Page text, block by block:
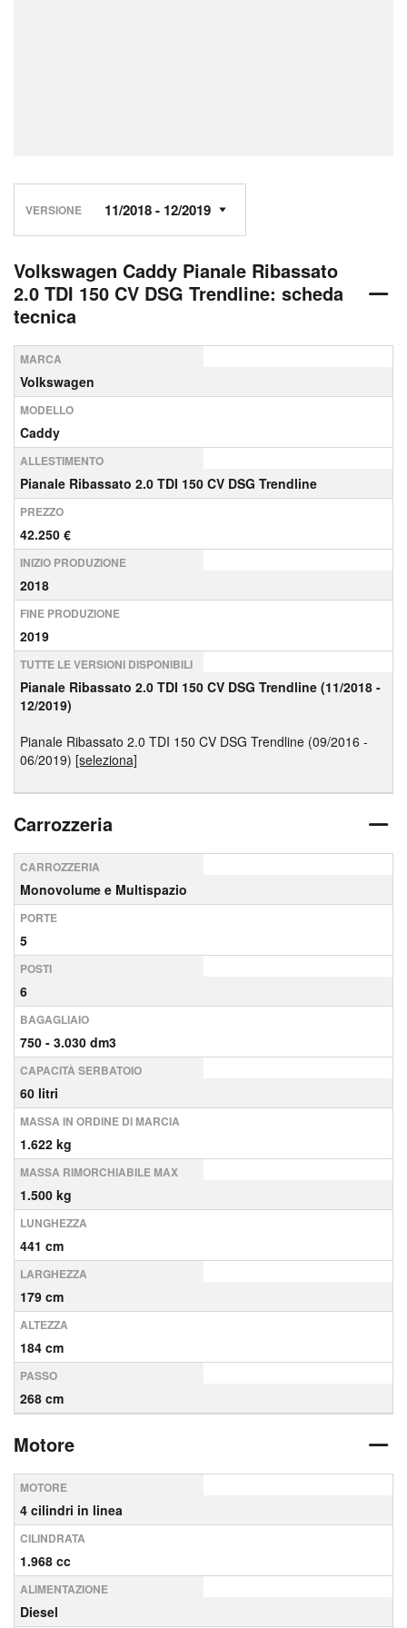
VERSIONE
Volkswagen Caddy Pianale Ribassato
2.0 TDI 150 CV DSG Trendline: scheda
tecnica
MARCA
Volkswagen
MODELLO
Caddy
ALLESTIMENTO
Pianale Ribassato 2.0 TDI 150 CV DSG Trendline
PREZZO
42.250 €
INIZIO PRODUZIONE
2018
FINE PRODUZIONE
2019
TUTTE LE VERSIONI DISPONIBILI
Pianale Ribassato 2.0 TDI 150 CV DSG Trendline (11/2018 -
12/2019)
Pianale Ribassato 2.0 TDI 150 CV DSG Trendline (09/2016 -
06/2019) [seleziona]
Carrozzeria
CARROZZERIA
Monovolume e Multispazio
PORTE
5
POSTI
6
BAGAGLIAIO
750 - 3.030 dm3
CAPACITÀ SERBATOIO
60 litri
MASSA IN ORDINE DI MARCIA
1.622 kg
MASSA RIMORCHIABILE MAX
1.500 kg
LUNGHEZZA
441 cm
LARGHEZZA
179 cm
ALTEZZA
184 cm
PASSO
268 cm
Motore
MOTORE
4 cilindri in linea
CILINDRATA
1.968 cc
ALIMENTAZIONE
Diesel